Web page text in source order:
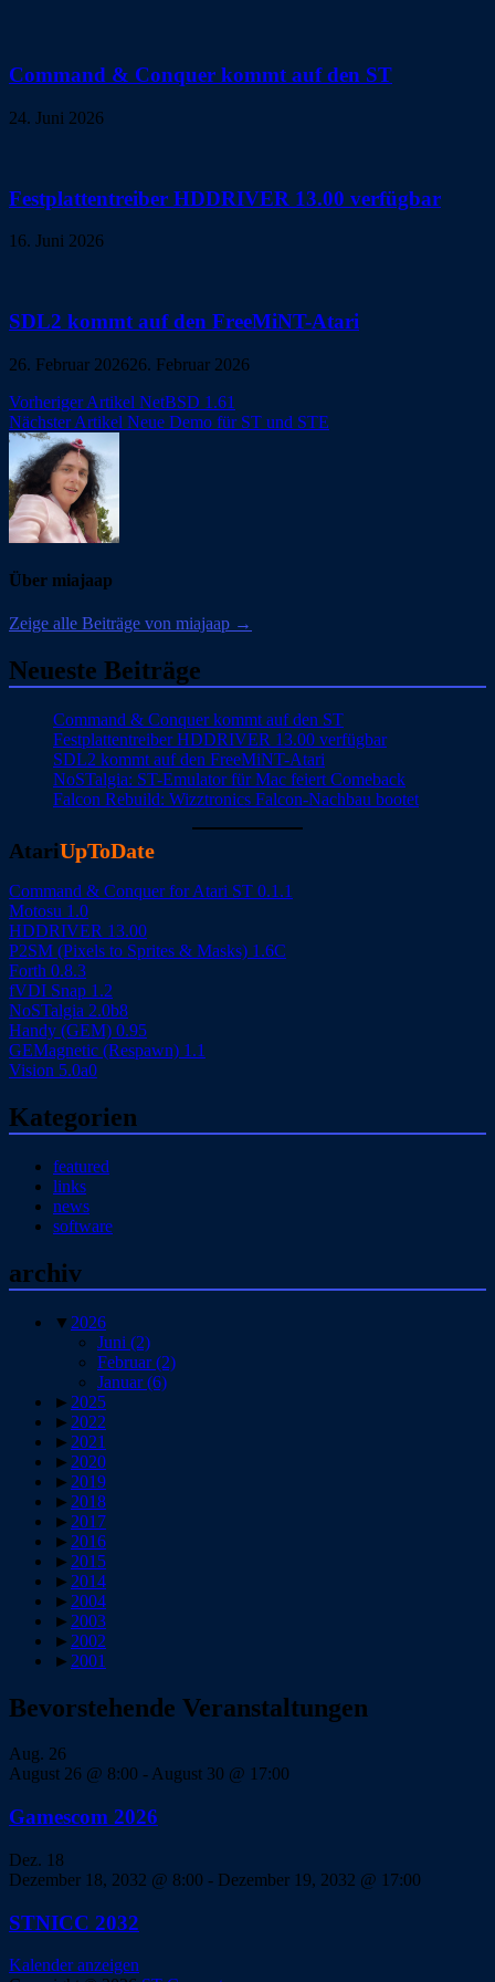
Command & Conquer kommt auf den ST
24. Juni 2026
Festplattentreiber HDDRIVER 13.00 verfügbar
16. Juni 2026
SDL2 kommt auf den FreeMiNT-Atari
26. Februar 202626. Februar 2026
Beitragsnavigation
Vorheriger Artikel NetBSD 1.61
Nächster Artikel Neue Demo für ST und STE
Über miajaap
Zeige alle Beiträge von miajaap →
Neueste Beiträge
Command & Conquer kommt auf den ST
Festplattentreiber HDDRIVER 13.00 verfügbar
SDL2 kommt auf den FreeMiNT-Atari
NoSTalgia: ST-Emulator für Mac feiert Comeback
Falcon Rebuild: Wizztronics Falcon-Nachbau bootet
AtariUpToDate
Command & Conquer for Atari ST 0.1.1
Motosu 1.0
HDDRIVER 13.00
P2SM (Pixels to Sprites & Masks) 1.6C
Forth 0.8.3
fVDI Snap 1.2
NoSTalgia 2.0b8
Handy (GEM) 0.95
GEMagnetic (Respawn) 1.1
Vision 5.0a0
Kategorien
featured
links
news
software
archiv
▼ 2026
Juni (2)
Februar(2)
Januar(6)
► 2025
► 2022
► 2021
► 2020
► 2019
► 2018
► 2017
► 2016
► 2015
► 2014
► 2004
► 2003
► 2002
► 2001
Bevorstehende Veranstaltungen
Aug. 26
August 26 @ 8:00 -August 30 @ 17:00
Gamescom 2026
Dez. 18
Dezember 18, 2032 @ 8:00 - Dezember 19, 2032 @ 17:00
STNICC 2032
Kalender anzeigen